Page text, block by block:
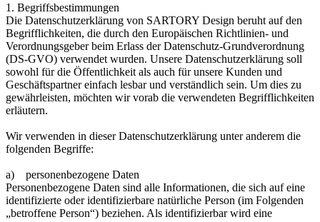
1. Begriffsbestimmungen
Die Datenschutzerklärung von SARTORY Design beruht auf den
Begrifflichkeiten, die durch den Europäischen Richtlinien- und
Verordnungsgeber beim Erlass der Datenschutz-Grundverordnung
(DS-GVO) verwendet wurden. Unsere Datenschutzerklärung soll
sowohl für die Öffentlichkeit als auch für unsere Kunden und
Geschäftspartner einfach lesbar und verständlich sein. Um dies zu
gewährleisten, möchten wir vorab die verwendeten Begrifflichkeiten
erläutern.
Wir verwenden in dieser Datenschutzerklärung unter anderem die
folgenden Begriffe:
a) personenbezogene Daten
Personenbezogene Daten sind alle Informationen, die sich auf eine
identifizierte oder identifizierbare natürliche Person (im Folgenden
„betroffene Person“) beziehen. Als identifizierbar wird eine